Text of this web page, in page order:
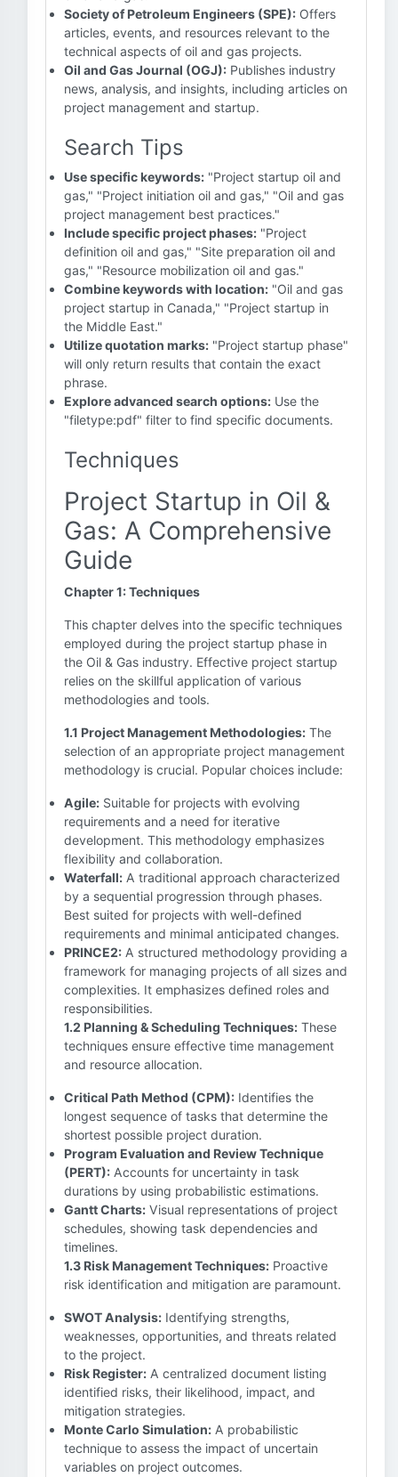
Society of Petroleum Engineers (SPE): Offers
articles, events, and resources relevant to the
technical aspects of oil and gas projects.
Oil and Gas Journal (OGJ): Publishes industry
news, analysis, and insights, including articles on
project management and startup.
Search Tips
Use specific keywords: "Project startup oil and
gas," "Project initiation oil and gas," "Oil and gas
project management best practices."
Include specific project phases: "Project
definition oil and gas," "Site preparation oil and
gas," "Resource mobilization oil and gas."
Combine keywords with location: "Oil and gas
project startup in Canada," "Project startup in
the Middle East."
Utilize quotation marks: "Project startup phase"
will only return results that contain the exact
phrase.
Explore advanced search options: Use the
"filetype:pdf" filter to find specific documents.
Techniques
Project Startup in Oil &
Gas: A Comprehensive
Guide
Chapter 1: Techniques
This chapter delves into the specific techniques
employed during the project startup phase in
the Oil & Gas industry. Effective project startup
relies on the skillful application of various
methodologies and tools.
1.1 Project Management Methodologies: The
selection of an appropriate project management
methodology is crucial. Popular choices include:
Agile: Suitable for projects with evolving
requirements and a need for iterative
development. This methodology emphasizes
flexibility and collaboration.
Waterfall: A traditional approach characterized
by a sequential progression through phases.
Best suited for projects with well-defined
requirements and minimal anticipated changes.
PRINCE2: A structured methodology providing a
framework for managing projects of all sizes and
complexities. It emphasizes defined roles and
responsibilities.
1.2 Planning & Scheduling Techniques: These
techniques ensure effective time management
and resource allocation.
Critical Path Method (CPM): Identifies the
longest sequence of tasks that determine the
shortest possible project duration.
Program Evaluation and Review Technique
(PERT): Accounts for uncertainty in task
durations by using probabilistic estimations.
Gantt Charts: Visual representations of project
schedules, showing task dependencies and
timelines.
1.3 Risk Management Techniques: Proactive
risk identification and mitigation are paramount.
SWOT Analysis: Identifying strengths,
weaknesses, opportunities, and threats related
to the project.
Risk Register: A centralized document listing
identified risks, their likelihood, impact, and
mitigation strategies.
Monte Carlo Simulation: A probabilistic
technique to assess the impact of uncertain
variables on project outcomes.